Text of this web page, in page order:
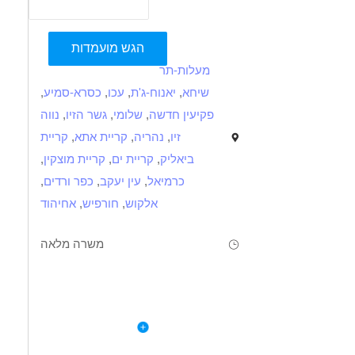
הגש מועמדות
מעלות-תר
שיחא, יאנוח-ג'ת, עכו, כסרא-סמיע,
פקיעין חדשה, שלומי, גשר הזיו, נווה
זיו, נהריה, קריית אתא, קריית
ביאליק, קריית ים, קריית מוצקין,
כרמיאל, עין יעקב, כפר ורדים,
אלקוש, חורפיש, אחיהוד
משרה מלאה